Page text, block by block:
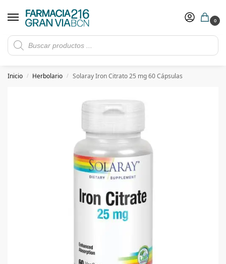
0
Rebajas de verano hasta -30%
​ 5€ de descuento con el cupón 5GRANVIA (compras superiores a 150€)
Inicio / Herbolario / Solaray Iron Citrato 25 mg 60 Cápsulas